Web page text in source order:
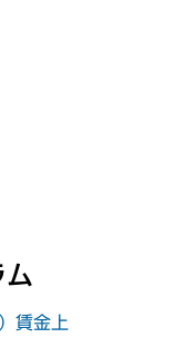
賃金上